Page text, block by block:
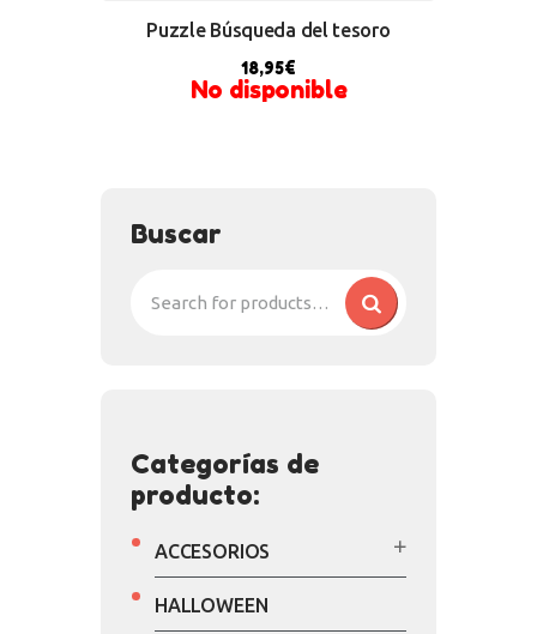
Puzzle Búsqueda del tesoro
18,95€
No disponible
Buscar
Categorías de
producto:
ACCESORIOS
HALLOWEEN